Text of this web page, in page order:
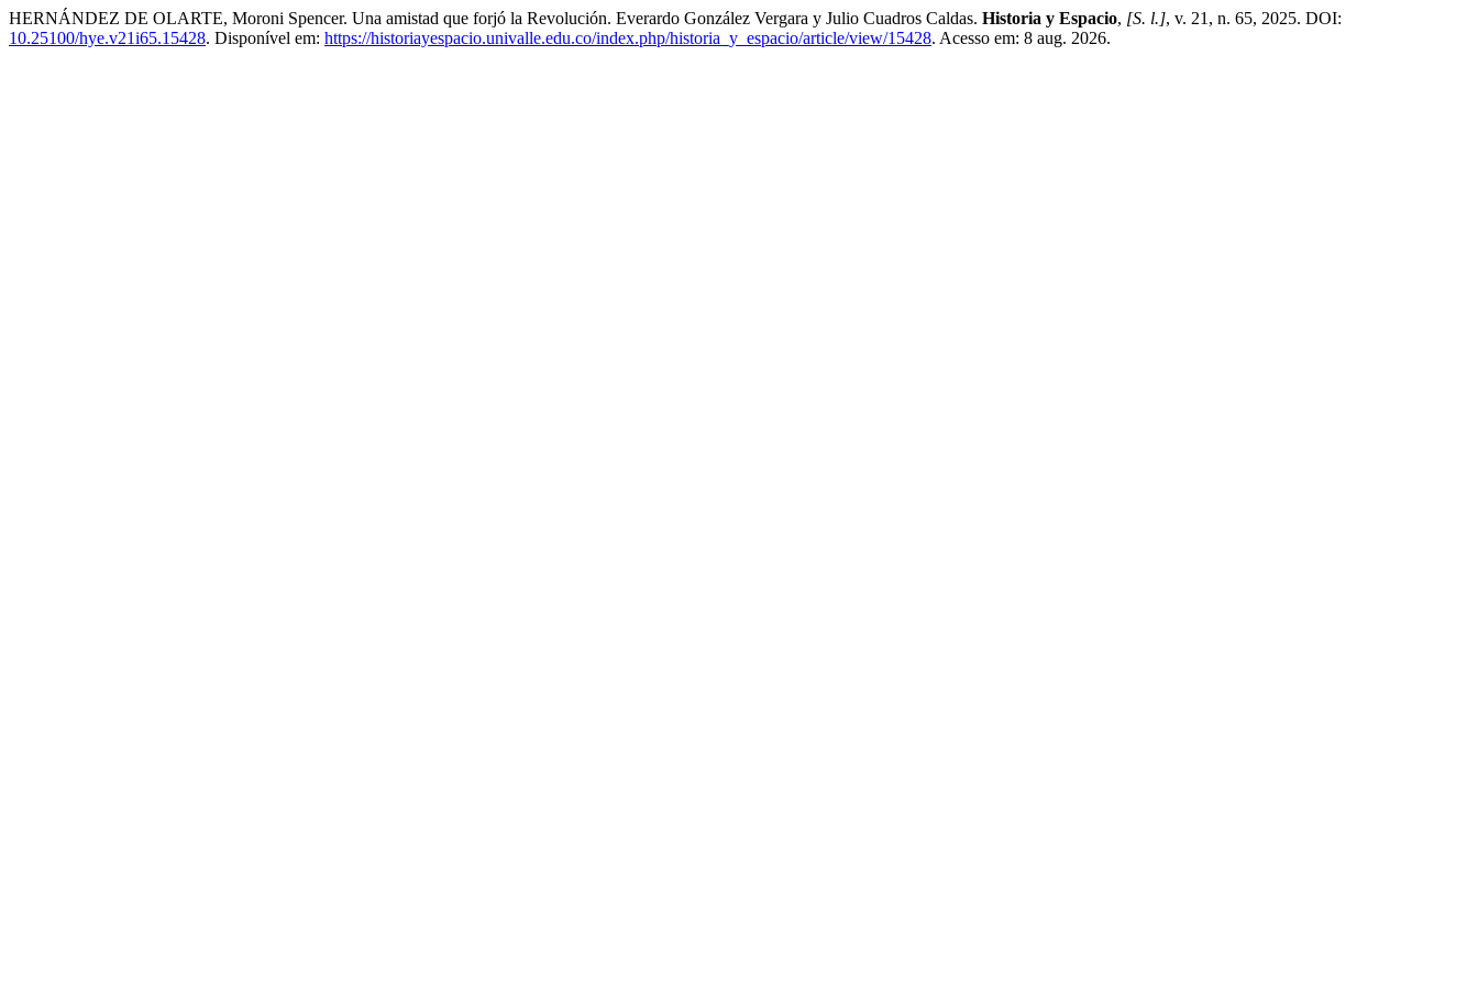
HERNÁNDEZ DE OLARTE, Moroni Spencer. Una amistad que forjó la Revolución. Everardo González Vergara y Julio Cuadros Caldas. Historia y Espacio, [S. l.], v. 21, n. 65, 2025. DOI:
10.25100/hye.v21i65.15428. Disponível em: https://historiayespacio.univalle.edu.co/index.php/historia_y_espacio/article/view/15428. Acesso em: 8 aug. 2026.